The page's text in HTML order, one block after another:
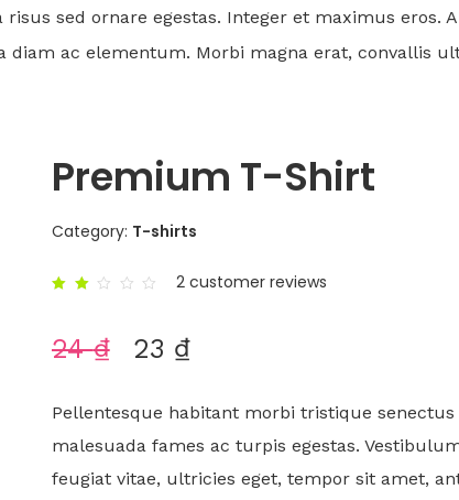
sed ornare egestas. Integer et maximus eros.
ac elementum. Morbi magna erat, convallis
Premium T-Shirt
Category: T-shirts
of
5
customer
ratings
2customer reviews
24₫ 23 ₫
Pellentesque habitant morbi tristique
malesuada fames ac turpis egestas.
feugiat vitae, ultricies eget, tempor sit amet,